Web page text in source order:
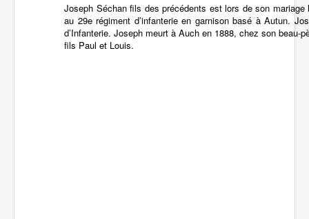
Joseph Séchan fils des précédents est lors de son
au 29e régiment d’infanterie en garnison basé à Autun.
d’Infanterie. Joseph meurt à Auch en 1888, chez son
fils Paul et Louis.